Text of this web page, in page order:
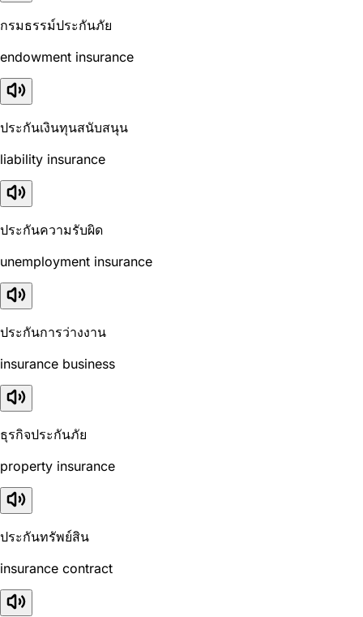
กรมธรรม์ประกันภัย
endowment insurance
ประกันเงินทุนสนับสนุน
liability insurance
ประกันความรับผิด
unemployment insurance
ประกันการว่างงาน
insurance business
ธุรกิจประกันภัย
property insurance
ประกันทรัพย์สิน
insurance contract